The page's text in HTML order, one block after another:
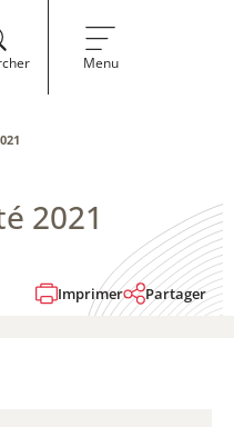
Menu
2021
Imprimer Partager